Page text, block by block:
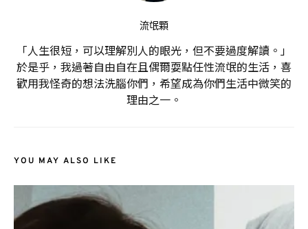
流氓顆
「人生很短，可以理解別人的眼光，但不要過度解讀。」
於是乎，我過著自由自在且偶爾耍點任性流氓的生活，喜
歡用我怪奇的想法洗腦你們，希望成為你們生活中微笑的
理由之一。
YOU MAY ALSO LIKE